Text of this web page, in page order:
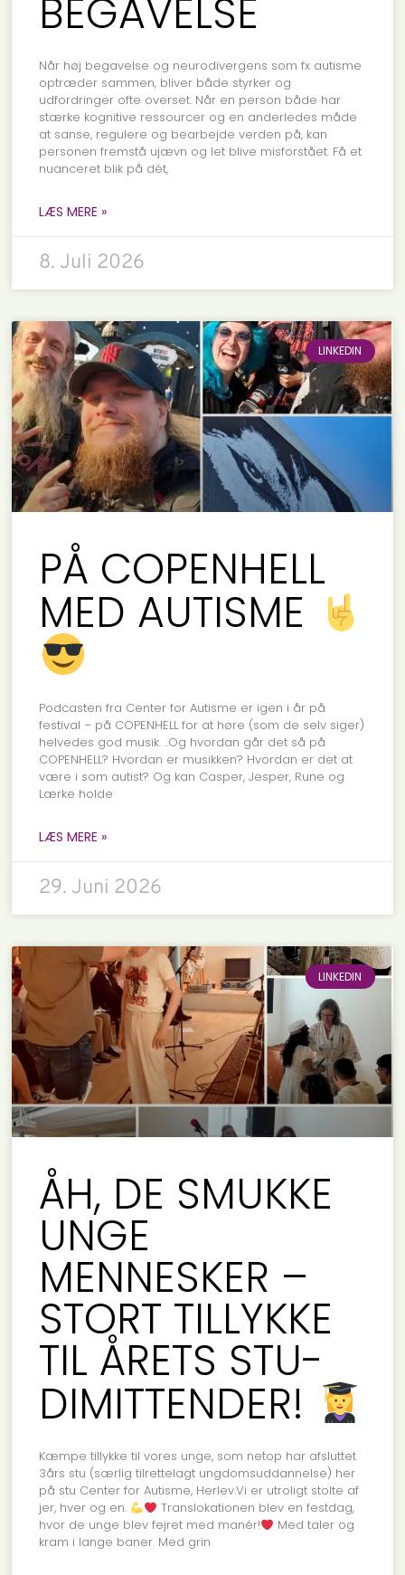
BEGAVELSE
Når høj begavelse og neurodivergens som fx autisme
optræder sammen, bliver både styrker og
udfordringer ofte overset. Når en person både har
stærke kognitive ressourcer og en anderledes måde
at sanse, regulere og bearbejde verden på, kan
personen fremstå ujævn og let blive misforstået. Få et
nuanceret blik på dét,
LÆS MERE »
8. Juli 2026
LINKEDIN
PÅ COPENHELL
MED AUTISME
Podcasten fra Center for Autisme er igen i år på
festival – på COPENHELL for at høre (som de selv siger)
helvedes god musik. ..Og hvordan går det så på
COPENHELL? Hvordan er musikken? Hvordan er det at
være i som autist? Og kan Casper, Jesper, Rune og
Lærke holde
LÆS MERE »
29. Juni 2026
LINKEDIN
ÅH, DE SMUKKE
UNGE
MENNESKER –
STORT TILLYKKE
TIL ÅRETS STU-
DIMITTENDER!
Kæmpe tillykke til vores unge, som netop har afsluttet
3års stu (særlig tilrettelagt ungdomsuddannelse) her
på stu Center for Autisme, Herlev.Vi er utroligt stolte af
jer, hver og en.
Translokationen blev en festdag,
hvor de unge blev fejret med manér!
Med taler og
kram i lange baner. Med grin